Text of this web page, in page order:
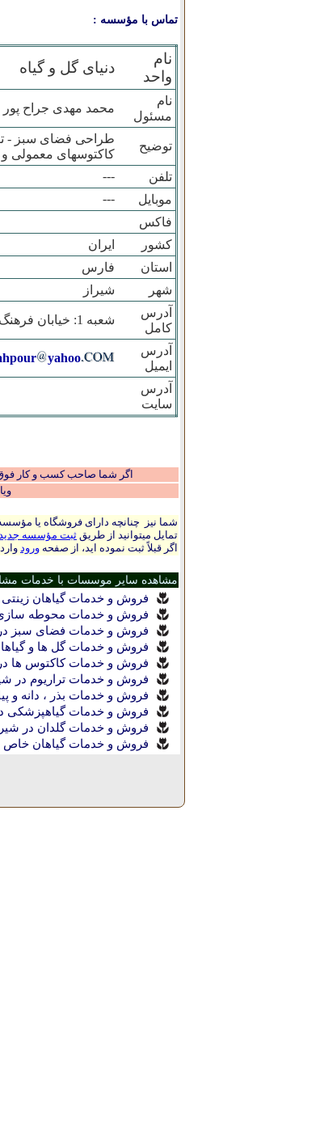
تماس با مؤسسه :
نام
واحد
دنیای گل و گیاه
نام
مسئول
محمد مهدی جراح پور
توضیح
طراحی فضای سبز -
کاکتوسهای معمولی
تلفن
---
موبایل
---
فاکس
کشور
ایران
استان
فارس
شهر
شیراز
آدرس
کامل
شعبه 1: خیابان فرهنگ شهر- نبش کوچه 34
آدرس
ایمیل
yahoo
آدرس
سایت
اگر شما صاحب کسب و کار فوق
شما نیز چنانچه دارای فروشگاه یا
تمایل میتوانید از طریقثبت مؤسسه
اگر قبلاً ثبت نموده اید، از صفحه ورود
مشاهده سایر موسسات با خدمات
فروش و خدمات گیاهان زینتی
فروش و خدمات محوطه سازی
فروش و خدمات فضای سبز در
فروش و خدمات گل ها و
فروش و خدمات کاکتوس ها
فروش و خدمات تراریوم در
فروش و خدمات بذر ، دانه و
فروش و خدمات گیاهپزشکی
فروش و خدمات گلدان در
فروش و خدمات گیاهان خاص